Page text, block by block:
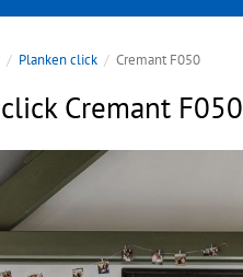
Planken click Cremant F050
Cremant F050